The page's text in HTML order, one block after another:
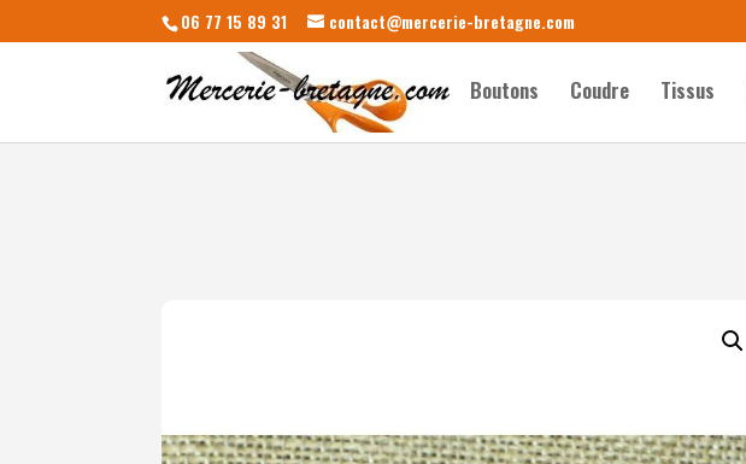
06 77 15 89 31 contact@mercerie-bretagne.com
Boutons Coudre Tissus